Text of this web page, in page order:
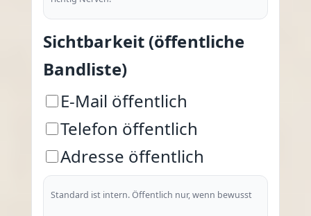
Sichtbarkeit (öffentliche
Bandliste)
E-Mail öffentlich
Telefon öffentlich
Adresse öffentlich
Standard ist intern. Öffentlich nur, wenn bewusst